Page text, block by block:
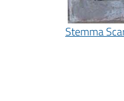
Stemma